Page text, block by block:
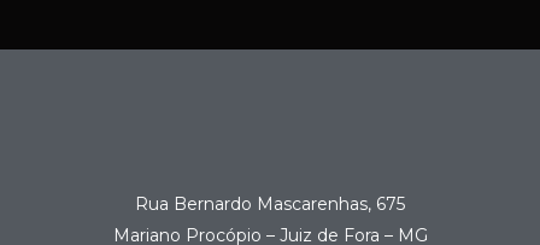
Rua Bernardo Mascarenhas, 675
Mariano Procópio – Juiz de Fora – MG